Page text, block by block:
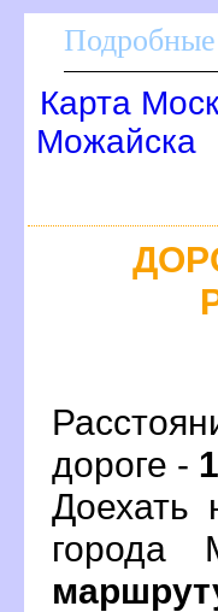
Карта
Можайска
дороге -
Доехать
орода